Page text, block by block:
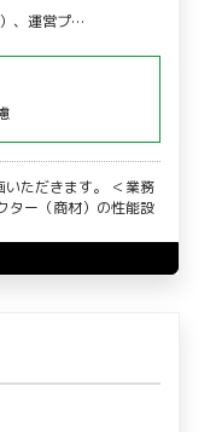
、運営プ…
ただきます。 ＜業務
ター（商材）の性能設